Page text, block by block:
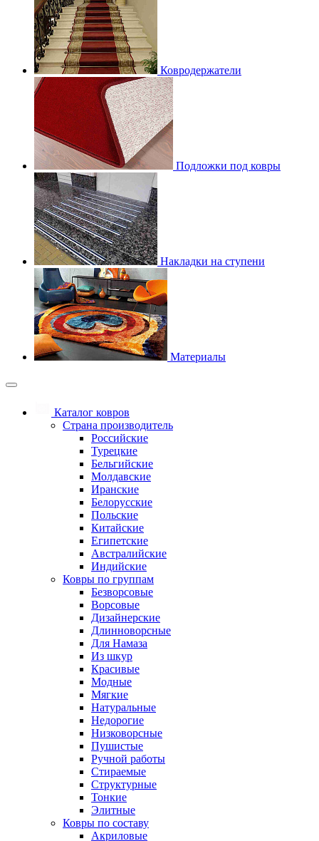
Ковродержатели
Подложки под ковры
Накладки на ступени
Материалы
Каталог ковров
Страна производитель
Российские
Турецкие
Бельгийские
Молдавские
Иранские
Белорусские
Польские
Китайские
Египетские
Австралийские
Индийские
Ковры по группам
Безворсовые
Ворсовые
Дизайнерские
Длинноворсные
Для Намаза
Из шкур
Красивые
Модные
Мягкие
Натуральные
Недорогие
Низковорсные
Пушистые
Ручной работы
Стираемые
Структурные
Тонкие
Элитные
Ковры по составу
Акриловые